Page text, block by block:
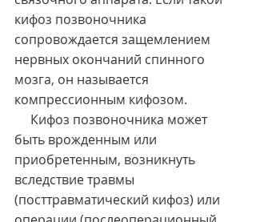
кифоз позвоночника
сопровождается защемлением
нервных окончаний спинного
мозга, он называется
компрессионным кифозом.
быть врожденным или
приобретенным, возникнуть
вследствие травмы
(посттравматический кифоз) или